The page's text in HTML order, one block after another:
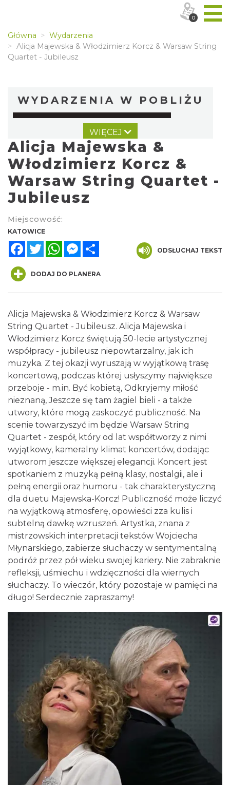
Główna
Wydarzenia
Alicja Majewska & Włodzimierz Korcz & Warsaw String
Quartet - Jubileusz
WYDARZENIA W POBLIŻU
44. Rawa Blues Festival
0.00 km
Henryk Miśkiewicz – 75 lat Mistrza i Goście
Katowice
2026-10-18
0.00 km
Poland Bachaturo Festiwal
Katowice
2026-08-14
0.24 km
17th WORLD BRIDGE SERIES – Katowice
2026
Katowice
2026-08-20
0.24 km
LORD OF THE DANCE - 30th Anniversary
Katowice
2026-12-11
0.24 km
WIĘCEJ
Alicja Majewska &
Włodzimierz Korcz &
Warsaw String Quartet -
Jubileusz
Miejscowość:
KATOWICE
FacebookTwitterWhatsAppMessenger
ODSŁUCHAJ TEKST
DODAJ DO PLANERA
Alicja Majewska & Włodzimierz Korcz & Warsaw
String Quartet - Jubileusz. Alicja Majewska i
Włodzimierz Korcz świętują 50-lecie artystycznej
współpracy - jubileusz niepowtarzalny, jak ich
muzyka. Z tej okazji wyruszają w wyjątkową trasę
koncertową, podczas której usłyszymy największe
przeboje - m.in. Być kobietą, Odkryjemy miłość
nieznaną, Jeszcze się tam żagiel bieli - a także
utwory, które mogą zaskoczyć publiczność. Na
scenie towarzyszyć im będzie Warsaw String
Quartet - zespół, który od lat współtworzy z nimi
wyjątkowy, kameralny klimat koncertów, dodając
utworom jeszcze większej elegancji. Koncert jest
spotkaniem z muzyką pełną klasy, nostalgii, ale i
pełną energii oraz humoru - tak charakterystyczną
dla duetu Majewska-Korcz! Publiczność może liczyć
na wyjątkową atmosferę, opowieści zza kulis i
subtelną dawkę wzruszeń. Artystka, znana z
mistrzowskich interpretacji tekstów Wojciecha
Młynarskiego, zabierze słuchaczy w sentymentalną
podróż przez pół wieku swojej kariery. Nie zabraknie
refleksji, uśmiechu i wdzięczności dla wiernych
słuchaczy. To wieczór, który pozostaje w pamięci na
długo! Serdecznie zapraszamy!
0